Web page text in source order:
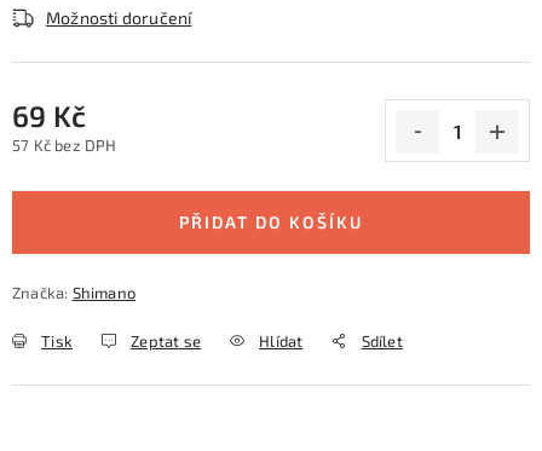
Možnosti doručení
69 Kč
57 Kč bez DPH
PŘIDAT DO KOŠÍKU
Značka: Shimano
Tisk Zeptat se Hlídat Sdílet